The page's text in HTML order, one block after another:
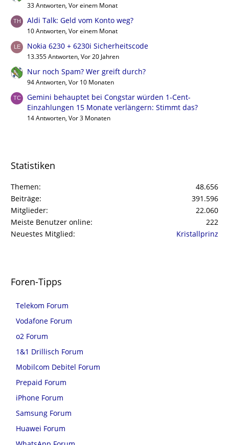
33 Antworten, Vor einem Monat
Aldi Talk: Geld vom Konto weg?
10 Antworten, Vor einem Monat
Nokia 6230 + 6230i Sicherheitscode
13.355 Antworten, Vor 20 Jahren
Nur noch Spam? Wer greift durch?
94 Antworten, Vor 10 Monaten
Gemini behauptet bei Congstar würden 1-Cent-
Einzahlungen 15 Monate verlängern: Stimmt das?
14 Antworten, Vor 3 Monaten
Statistiken
Themen
48.656
Beiträge
391.596
Mitglieder
22.060
Meiste Benutzer online
222
Neuestes Mitglied
Kristallprinz
Foren-Tipps
Telekom Forum
Vodafone Forum
o2 Forum
1&1 Drillisch Forum
Mobilcom Debitel Forum
Prepaid Forum
iPhone Forum
Samsung Forum
Huawei Forum